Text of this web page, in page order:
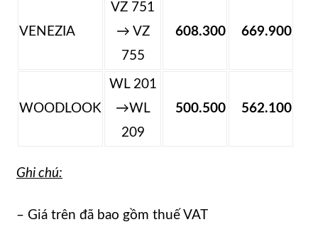
VENEZIA
VZ 751
→ VZ
755
608.300 669.900
WOODLOOK
WL 201
→WL
209
500.500 562.100
Ghi chú:
– Giá trên đã bao gồm thuế VAT